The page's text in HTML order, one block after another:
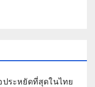
ระหยัดที่สุดในไทย